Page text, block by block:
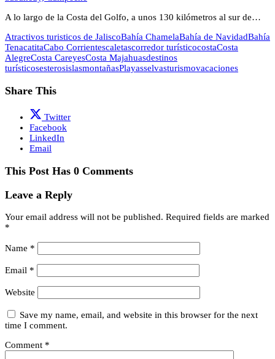
A lo largo de la Costa del Golfo, a unos 130 kilómetros al sur de…
Atractivos turisticos de JaliscoBahía ChamelaBahía de NavidadBahía
TenacatitaCabo Corrientescaletascorredor turísticocostaCosta
AlegreCosta CareyesCosta Majahuasdestinos
turísticosesterosislasmontañasPlayasselvasturismovacaciones
Share This
Twitter
Facebook
LinkedIn
Email
This Post Has 0 Comments
Leave a Reply
Your email address will not be published. Required fields are marked
*
Name *
Email *
Website
Save my name, email, and website in this browser for the next
time I comment.
Comment *